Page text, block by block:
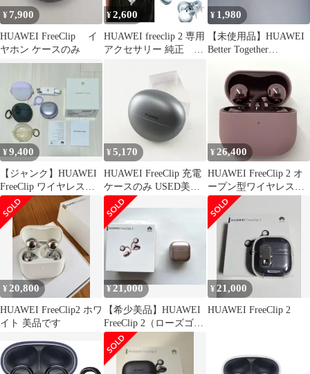
¥ 7,900
HUAWEI FreeClip イ
ヤホン ケースのみ
¥2,600
HUAWEI freeclip 2 専用
アクセサリー 純正 天
¥ 1,980
【未使用品】HUAWEI
Better Together
傘 58cm
¥9,400
【ジャンク】HUAWEI
FreeClip ワイヤレスイ
ヤホン＋ケース3種類
¥5,170
HUAWEI FreeClip 充電
ケースのみ USED美品
充電器 チャージングケ
ース ワイヤレスイヤホ
ン ファーウェイ
T0017C 完動品 V1943
¥26,400
HUAWEI FreeClip 2 オ
ープン型ワイヤレスイ
ヤホン パープル
¥ 20,800
HUAWEI FreeClip2 ホワ
イト 美品です
¥21,000
【希少美品】HUAWEI
FreeClip 2（ローズゴー
ルド）
¥21,000
HUAWEI FreeClip 2